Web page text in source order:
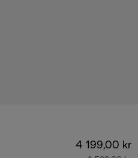
4 199,00 kr